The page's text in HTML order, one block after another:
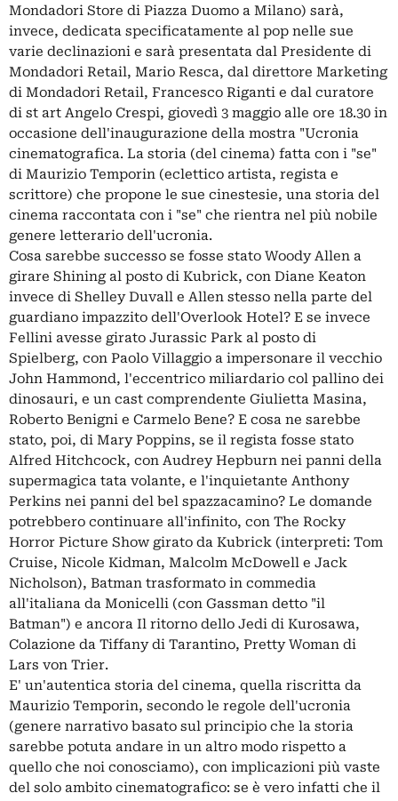
Mondadori Store di Piazza Duomo a Milano) sarà,
invece, dedicata specificatamente al pop nelle sue
varie declinazioni e sarà presentata dal Presidente di
Mondadori Retail, Mario Resca, dal direttore Marketing
di Mondadori Retail, Francesco Riganti e dal curatore
di st art Angelo Crespi, giovedì 3 maggio alle ore 18.30 in
occasione dell'inaugurazione della mostra "Ucronia
cinematografica. La storia (del cinema) fatta con i "se"
di Maurizio Temporin (eclettico artista, regista e
scrittore) che propone le sue cinestesie, una storia del
cinema raccontata con i "se" che rientra nel più nobile
genere letterario dell'ucronia.
Cosa sarebbe successo se fosse stato Woody Allen a
girare Shining al posto di Kubrick, con Diane Keaton
invece di Shelley Duvall e Allen stesso nella parte del
guardiano impazzito dell'Overlook Hotel? E se invece
Fellini avesse girato Jurassic Park al posto di
Spielberg, con Paolo Villaggio a impersonare il vecchio
John Hammond, l'eccentrico miliardario col pallino dei
dinosauri, e un cast comprendente Giulietta Masina,
Roberto Benigni e Carmelo Bene? E cosa ne sarebbe
stato, poi, di Mary Poppins, se il regista fosse stato
Alfred Hitchcock, con Audrey Hepburn nei panni della
supermagica tata volante, e l'inquietante Anthony
Perkins nei panni del bel spazzacamino? Le domande
potrebbero continuare all'infinito, con The Rocky
Horror Picture Show girato da Kubrick (interpreti: Tom
Cruise, Nicole Kidman, Malcolm McDowell e Jack
Nicholson), Batman trasformato in commedia
all'italiana da Monicelli (con Gassman detto "il
Batman") e ancora Il ritorno dello Jedi di Kurosawa,
Colazione da Tiffany di Tarantino, Pretty Woman di
Lars von Trier.
E' un'autentica storia del cinema, quella riscritta da
Maurizio Temporin, secondo le regole dell'ucronia
(genere narrativo basato sul principio che la storia
sarebbe potuta andare in un altro modo rispetto a
quello che noi conosciamo), con implicazioni più vaste
del solo ambito cinematografico: se è vero infatti che il